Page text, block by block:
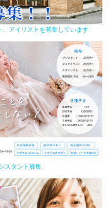
アイリストを募集しています
スタント募集